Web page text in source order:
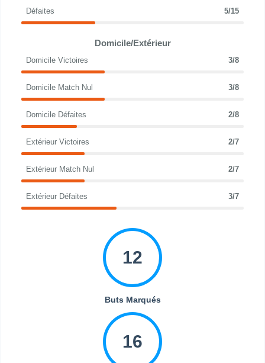
Défaites 5/15
Domicile/Extérieur
Domicile Victoires 3/8
Domicile Match Nul 3/8
Domicile Défaites 2/8
Extérieur Victoires 2/7
Extérieur Match Nul 2/7
Extérieur Défaites 3/7
12
Buts Marqués
16